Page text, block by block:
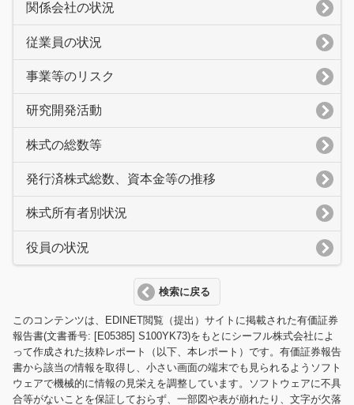
関係会社の状況
従業員の状況
事業等のリスク
研究開発活動
株式の総数等
発行済株式総数、資本金等の推移
株式所有者別状況
役員の状況
検索に戻る
このコンテンツは、EDINET閲覧（提出）サイトに掲載された有価証券
報告書(文書番号: [E05385] S100YK73)をもとにシーフル株式会社によ
って作成された抜粋レポート（以下、本レポート）です。有価証券報告
書から該当の情報を取得し、小さい画面の端末でも見られるようソフト
ウェアで機械的に情報の見栄えを調整しています。ソフトウェアに不具
合等がないことを保証しておらず、一部図や表が崩れたり、文字が欠落